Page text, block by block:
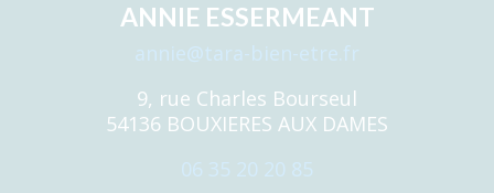
ANNIE ESSERMEANT
annie@tara-bien-etre.fr
9, rue Charles Bourseul
54136 BOUXIERES AUX DAMES
06 35 20 20 85